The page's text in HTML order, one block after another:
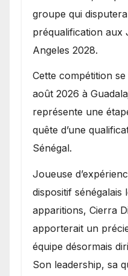
groupe qui
préqualification aux
Angeles 2028.
Cette compétition
août 2026 à
représente une
quête d’une
Sénégal.
Joueuse
dispositif sénégalais
apparitions, Cierra
apporterait un
équipe désormais
Son leadership, sa